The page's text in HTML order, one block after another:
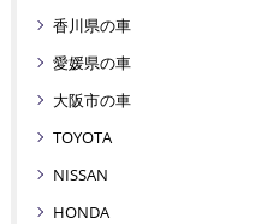
香川県の車
愛媛県の車
大阪市の車
TOYOTA
NISSAN
HONDA